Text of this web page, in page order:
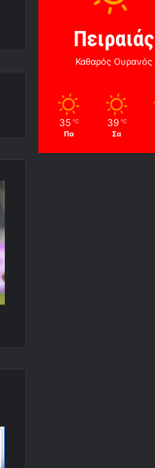
Πειραιάς
Καθαρός Ουρανός
35 ℃
Πα
39 ℃
Σα